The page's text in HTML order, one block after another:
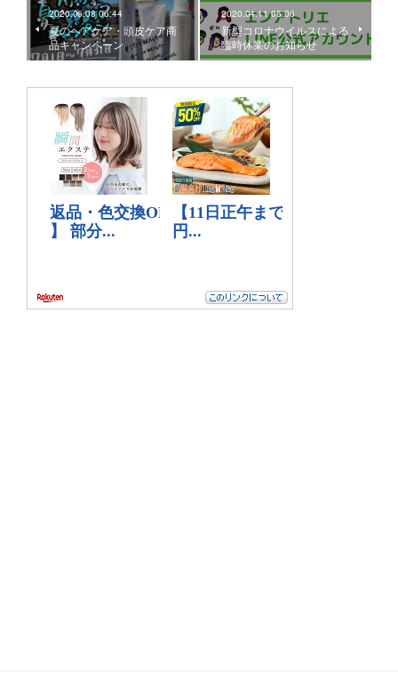
2020.06.08 06:44
夏のヘアケア・頭皮ケア商
品キャンペーン
2020.04.11 05:06
新型コロナウイルスによる
臨時休業のお知らせ